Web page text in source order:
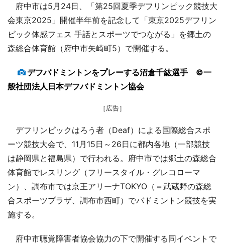
府中市は5月24日、「第25回夏季デフリンピック競技大
会東京2025」開催半年前を記念して「東京2025デフリン
ピック体感フェス 手話とスポーツでつながる」を郷土の
森総合体育館（府中市矢崎町5）で開催する。
デフバドミントンをプレーする沼倉千紘選手 ©一
般社団法人日本デフバドミントン協会
［広告］
デフリンピックはろう者（Deaf）による国際総合スポ
ーツ競技大会で、11月15日～26日に都内各地（一部競技
は静岡県と福島県）で行われる。府中市では郷土の森総合
体育館でレスリング（フリースタイル・グレコローマ
ン）、調布市では京王アリーナTOKYO（＝武蔵野の森総
合スポーツプラザ、調布市西町）でバドミントン競技を実
施する。
府中市聴覚障害者協会協力の下で開催する同イベントで